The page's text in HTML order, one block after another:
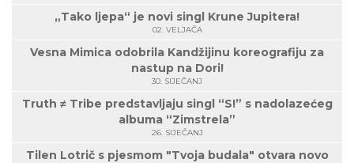
„Tako ljepa“ je novi singl Krune Jupitera!
02. VELJAČA
Vesna Mimica odobrila Kandžijinu koreografiju za
nastup na Dori!
30. SIJEČANJ
Truth ≠ Tribe predstavljaju singl “S!” s nadolazećeg
albuma “Zimstrela”
26. SIJEČANJ
Tilen Lotrič s pjesmom "Tvoja budala" otvara novo